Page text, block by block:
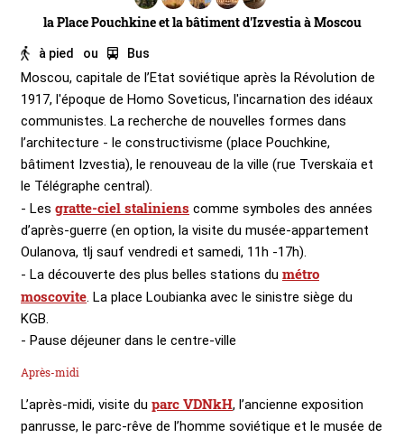
la Place Pouchkine et la bâtiment d'Izvestia à Moscou
à pied ou Bus
Moscou, capitale de l’Etat soviétique après la Révolution de
1917, l'époque de Homo Soveticus, l'incarnation des idéaux
communistes. La recherche de nouvelles formes dans
l’architecture - le constructivisme (place Pouchkine,
bâtiment Izvestia), le renouveau de la ville (rue Tverskaïa et
le Télégraphe central).
- Les gratte-ciel staliniens comme symboles des années
d’après-guerre (en option, la visite du musée-appartement
Oulanova, tlj sauf vendredi et samedi, 11h -17h).
- La découverte des plus belles stations du métro
moscovite . La place Loubianka avec le sinistre siège du
KGB.
- Pause déjeuner dans le centre-ville
Après-midi
L’après-midi, visite du parc VDNkH, l’ancienne exposition
panrusse, le parc-rêve de l’homme soviétique et le musée de